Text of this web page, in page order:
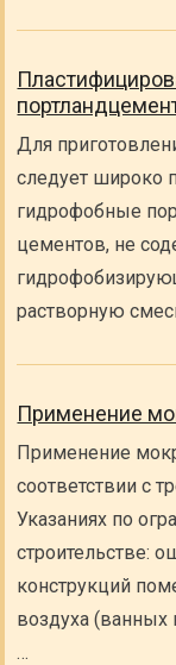
Для
следует широко
гидрофобные
цементов, не
растворную
Применение
Применение
соответствии с
Указаниях по
строительстве:
конструкций
воздуха (ванных
…